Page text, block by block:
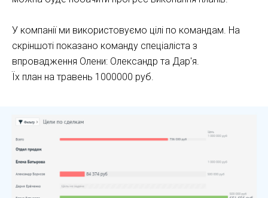
У компанії ми використовуємо цілі по командам. На
скріншоті показано команду спеціаліста з
впровадження Олени: Олександр та Дар'я.
Їх план на травень 1000000 руб.